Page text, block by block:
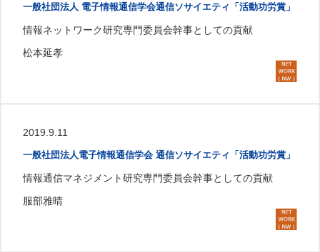
一般社団法人 電子情報通信学会通信ソサイエティ「活動功労賞」
情報ネットワーク研究専門委員会幹事としての貢献
松本延孝
2019.9.11
一般社団法人電子情報通信学会 通信ソサイエティ「活動功労賞」
情報通信マネジメント研究専門委員会幹事としての貢献
服部雅晴